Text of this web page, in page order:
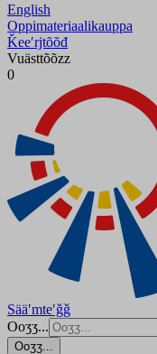
English
Oppimateriaalikauppa
Ǩeeʹrjtõõđ
Vuästtõõzz
0
Sääʹmteʹǧǧ
Ooʒʒ...
Ooʒʒ...